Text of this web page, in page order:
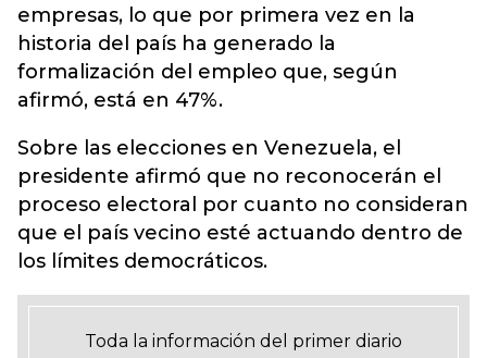
empresas, lo que por primera vez en la
historia del país ha generado la
formalización del empleo que, según
afirmó, está en 47%.
Sobre las elecciones en Venezuela, el
presidente afirmó que no reconocerán el
proceso electoral por cuanto no consideran
que el país vecino esté actuando dentro de
los límites democráticos.
Toda la información del primer diario